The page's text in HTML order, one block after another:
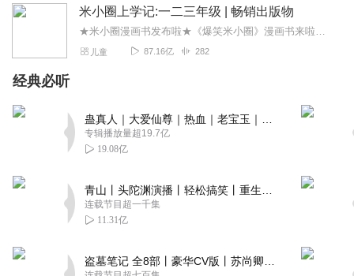
米小圈上学记:一二三年级 | 畅销出版物
★米小圈漫画书发布啦★《爆笑米小圈》漫画书来啦《米小圈上学记》一二三年级正版广播剧！《米小圈上学记》系列是儿童作家北猫最新创作的儿童小说系列，作品诙谐幽默、好...
儿童 87.16亿 282
经典必听
专辑播放量超19.7亿
19.08亿
连载节目超一千集
11.31亿